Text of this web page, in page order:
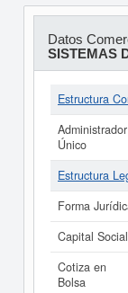
Datos
SISTEMAS
Estructura
Administrador
Único
Estructura
Forma
Capital Social
Cotiza en
Bolsa